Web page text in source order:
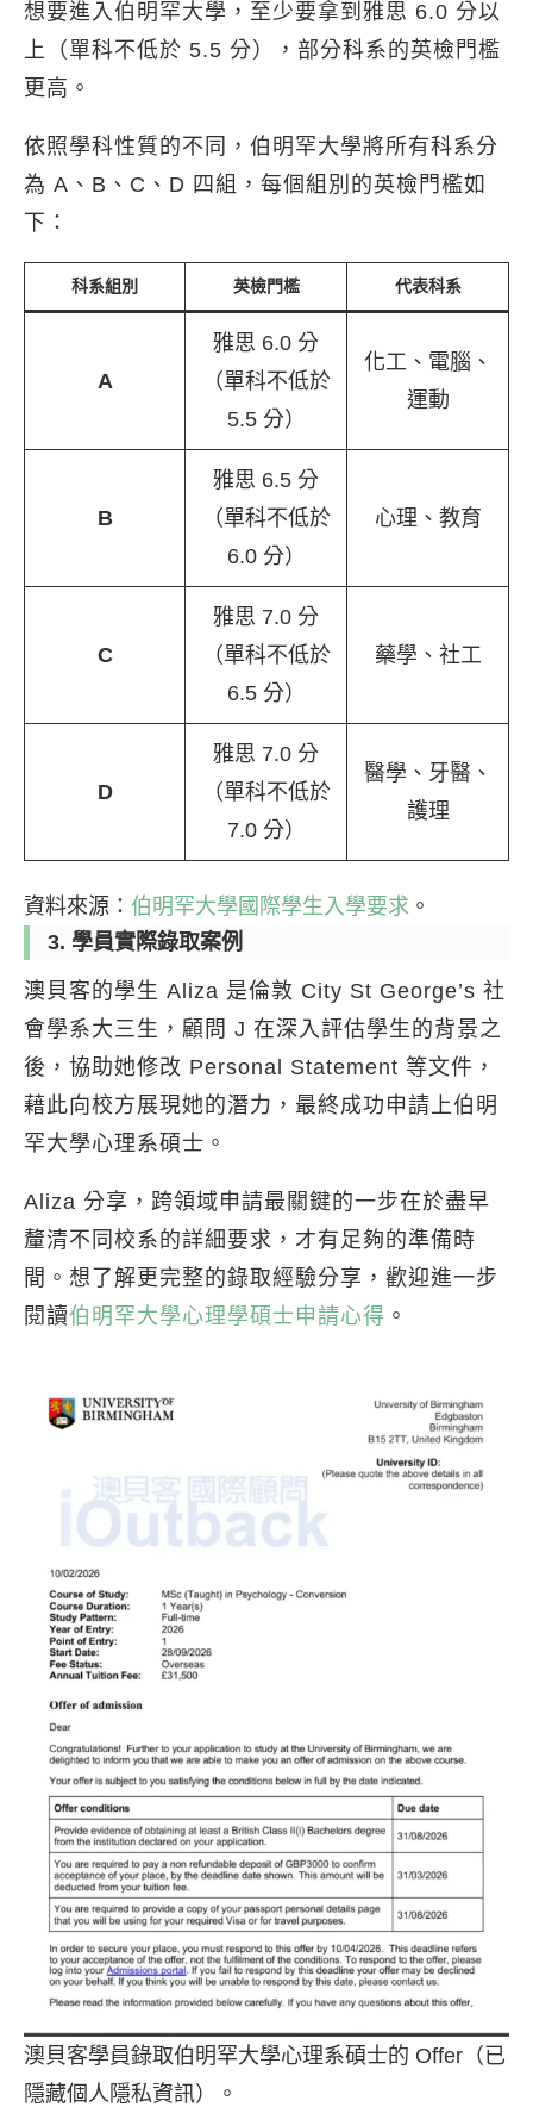
想要進入伯明罕大學，至少要拿到雅思 6.0 分以
上（單科不低於 5.5 分），部分科系的英檢門檻
更高。
依照學科性質的不同，伯明罕大學將所有科系分
為 A、B、C、D 四組，每個組別的英檢門檻如
下：
科系組別 英檢門檻 代表科系
A
雅思 6.0 分
（單科不低於
5.5 分）
化工、電腦、
運動
B
雅思 6.5 分
（單科不低於
6.0 分）
心理、教育
C
雅思 7.0 分
（單科不低於
6.5 分）
藥學、社工
D
雅思 7.0 分
（單科不低於
7.0 分）
醫學、牙醫、
護理
資料來源： 伯明罕大學國際學生入學要求 。
3. 學員實際錄取案例
澳貝客的學生 Aliza 是倫敦 City St George’s 社
會學系大三生，顧問 J 在深入評估學生的背景之
後，協助她修改 Personal Statement 等文件，
藉此向校方展現她的潛力，最終成功申請上伯明
罕大學心理系碩士。
Aliza 分享，跨領域申請最關鍵的一步在於盡早
釐清不同校系的詳細要求，才有足夠的準備時
間。想了解更完整的錄取經驗分享，歡迎進一步
閱讀伯明罕大學心理學碩士申請心得 。
澳貝客學員錄取伯明罕大學心理系碩士的 Offer（已
隱藏個人隱私資訊）。